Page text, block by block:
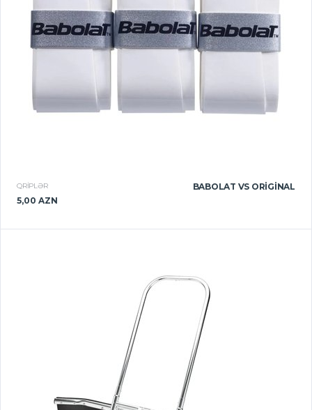
QRIPLƏR
BABOLAT VS ORIGINAL
5,00 AZN